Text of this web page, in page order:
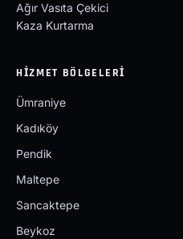
Ağır Vasıta Çekici
Kaza Kurtarma
HIZMET BÖLGELERI
Ümraniye
Kadıköy
Pendik
Maltepe
Sancaktepe
Beykoz